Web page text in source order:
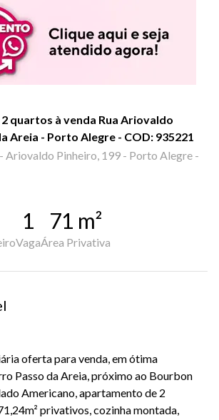
quartos à venda Rua Ariovaldo
Areia - Porto Alegre - COD: 935221
- Ariovaldo Pinheiro, 199 - Porto Alegre -
1
Vaga
71 m²
Área Privativa
oferta para venda, em ótima
Passo da Areia, próximo ao Bourbon
Americano, apartamento de 2
privativos, cozinha montada,